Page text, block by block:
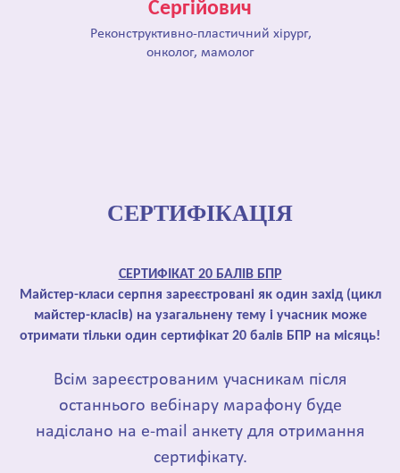
Реконструктивно-пластичний хірург,
онколог, мамолог
Сергійович
СЕРТИФІКАЦІЯ
СЕРТИФІКАТ 20 БАЛІВ БПР
Майстер-класи серпня зареєстровані як один захід (цикл
майстер-класів) на узагальнену тему і учасник може
отримати тільки один сертифікат 20 балів БПР на місяць!
Всім зареєстрованим учасникам після
останнього вебінару марафону буде
надіслано на e-mail анкету для отримання
сертифікату.